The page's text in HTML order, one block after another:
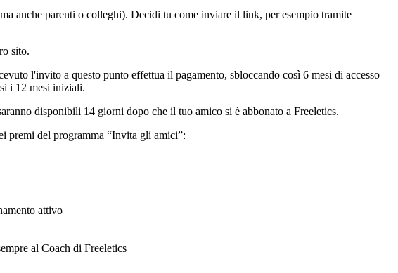
anche parenti o colleghi). Decidi tu come inviare il link, per esempio tramite
sito.
l'invito a questo punto effettua il pagamento, sbloccando così 6 mesi di accesso
i 12 mesi iniziali.
disponibili 14 giorni dopo che il tuo amico si è abbonato a Freeletics.
premi del programma “Invita gli amici”:
attivo
al Coach di Freeletics